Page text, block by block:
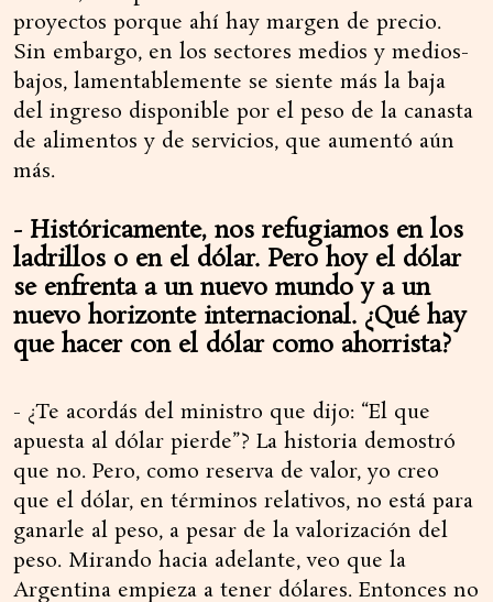
proyectos porque ahí hay margen de precio.
Sin embargo, en los sectores medios y medios-
bajos, lamentablemente se siente más la baja
del ingreso disponible por el peso de la canasta
de alimentos y de servicios, que aumentó aún
más.
- Históricamente, nos refugiamos en los
ladrillos o en el dólar. Pero hoy el dólar
se enfrenta a un nuevo mundo y a un
nuevo horizonte internacional. ¿Qué hay
que hacer con el dólar como ahorrista?
- ¿Te acordás del ministro que dijo: “El que
apuesta al dólar pierde”? La historia demostró
que no. Pero, como reserva de valor, yo creo
que el dólar, en términos relativos, no está para
ganarle al peso, a pesar de la valorización del
peso. Mirando hacia adelante, veo que la
Argentina empieza a tener dólares. Entonces no